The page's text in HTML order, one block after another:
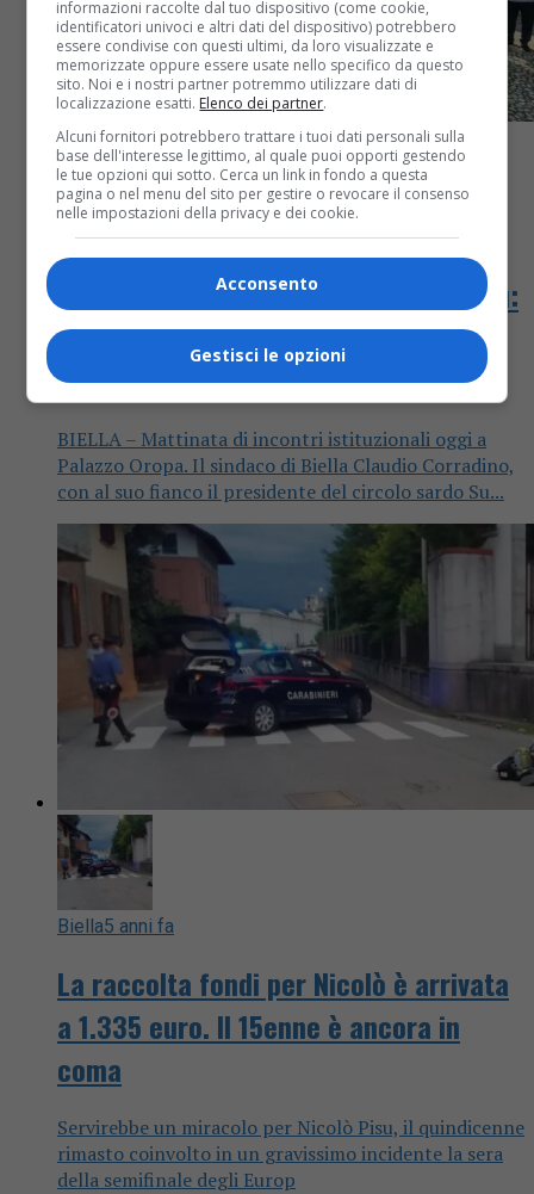
Attualità5 anni fa
Pietre di memoria per Nuraghe Chervu:
ospiti i comuni di Erve, Civate,
Malgrate e Piovene
BIELLA – Mattinata di incontri istituzionali oggi a
Palazzo Oropa. Il sindaco di Biella Claudio Corradino,
con al suo fianco il presidente del circolo sardo Su...
Biella5 anni fa
La raccolta fondi per Nicolò è arrivata
a 1.335 euro. Il 15enne è ancora in
coma
Servirebbe un miracolo per Nicolò Pisu, il quindicenne
rimasto coinvolto in un gravissimo incidente la sera
della semifinale degli Europ
informazioni raccolte dal tuo dispositivo (come cookie,
identificatori univoci e altri dati del dispositivo) potrebbero
essere condivise con questi ultimi, da loro visualizzate e
memorizzate oppure essere usate nello specifico da questo
sito. Noi e i nostri partner potremmo utilizzare dati di
localizzazione esatti. Elenco dei partner.
Alcuni fornitori potrebbero trattare i tuoi dati personali sulla
base dell'interesse legittimo, al quale puoi opporti gestendo
le tue opzioni qui sotto. Cerca un link in fondo a questa
pagina o nel menu del sito per gestire o revocare il consenso
nelle impostazioni della privacy e dei cookie.
Acconsento
Gestisci le opzioni